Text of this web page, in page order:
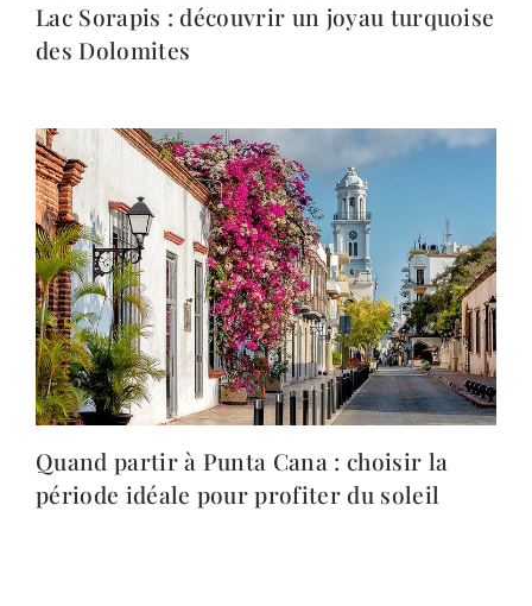
Lac Sorapis : découvrir un joyau turquoise
des Dolomites
Quand partir à Punta Cana : choisir la
période idéale pour profiter du soleil